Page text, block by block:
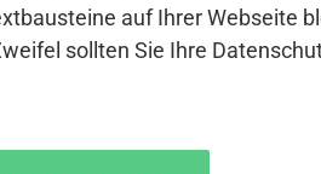
auf Ihrer Webseite
sollten Sie Ihre